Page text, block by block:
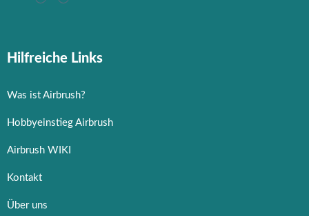
Hilfreiche Links
Was ist Airbrush?
Hobbyeinstieg Airbrush
Airbrush WIKI
Kontakt
Über uns